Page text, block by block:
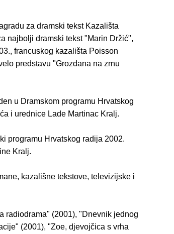
za dramski tekst Kazališta
najbolji dramski tekst "Marin Držić",
francuskog kazališta Poisson
predstavu "Grozdana na zrnu
u Dramskom programu Hrvatskog
i urednice Lade Martinac Kralj.
programu Hrvatskog radija 2002.
Kralj.
kazališne tekstove, televizijske i
radiodrama" (2001), "Dnevnik jednog
(2001), "Zoe, djevojčica s vrha